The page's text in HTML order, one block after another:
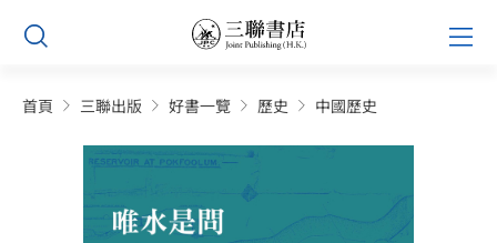
Skip
content
首頁 三聯出版 好書一覽 歷史 中國歷史